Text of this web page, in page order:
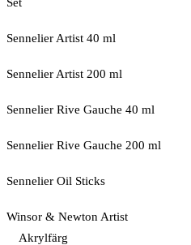
Sennelier Artist 40 ml
Sennelier Artist 200 ml
Sennelier Rive Gauche 40 ml
Sennelier Rive Gauche 200 ml
Sennelier Oil Sticks
Winsor & Newton Artist
Akrylfärg